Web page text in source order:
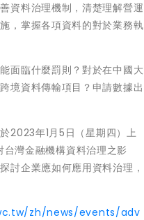
資料治理機制，清楚理解營運
，掌握各項資料的對於業務執
面臨什麼罰則？對於在中國大
境資料傳輸項目？申請數據出
2023年1月5日（星期四）上
灣金融機構資料治理之影
討企業應如何應用資料治理，
zh/news/events/adv